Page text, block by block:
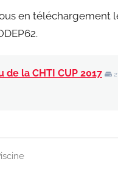
en téléchargement
la CHTI CUP 2017